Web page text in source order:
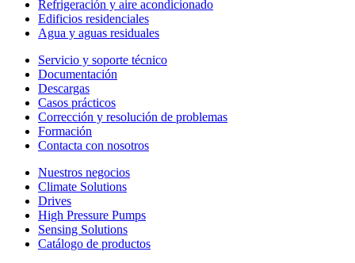
Refrigeración y aire acondicionado
Edificios residenciales
Agua y aguas residuales
Servicio y soporte técnico
Documentación
Descargas
Casos prácticos
Corrección y resolución de problemas
Formación
Contacta con nosotros
Nuestros negocios
Climate Solutions
Drives
High Pressure Pumps
Sensing Solutions
Catálogo de productos